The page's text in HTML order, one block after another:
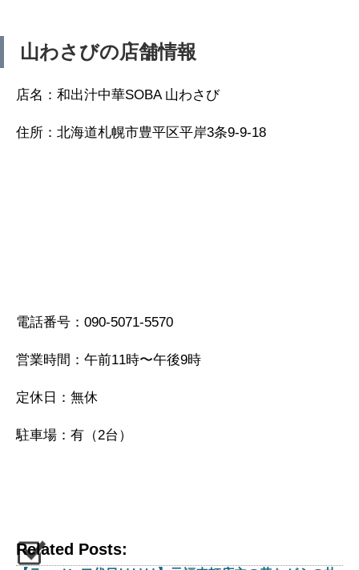
山わさびの店舗情報
店名：和出汁中華SOBA 山わさび
住所：北海道札幌市豊平区平岸3条9-9-18
電話番号：090-5071-5570
営業時間：午前11時〜午後9時
定休日：無休
駐車場：有（2台）
Related Posts: